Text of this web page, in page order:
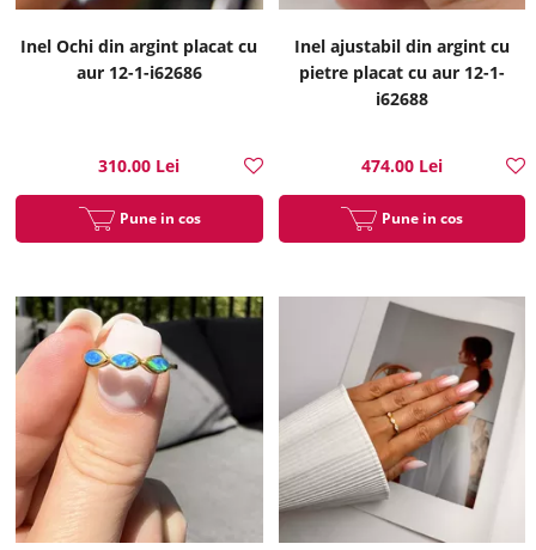
Inel Ochi din argint placat cu
aur 12-1-i62686
310.00 Lei
Pune in cos
Inel ajustabil din argint cu
pietre placat cu aur 12-1-
i62688
474.00 Lei
Pune in cos